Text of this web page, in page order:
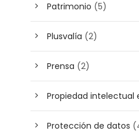
Patrimonio (5)
Plusvalía (2)
Prensa (2)
Propiedad intelectual
Protección de datos